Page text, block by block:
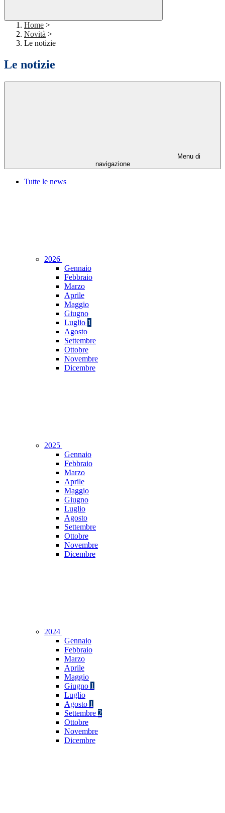
Home >
Novità >
Le notizie
Le notizie
Menu di
navigazione
Tutte le news
2026
Gennaio
Febbraio
Marzo
Aprile
Maggio
Giugno
Luglio 1
Agosto
Settembre
Ottobre
Novembre
Dicembre
2025
Gennaio
Febbraio
Marzo
Aprile
Maggio
Giugno
Luglio
Agosto
Settembre
Ottobre
Novembre
Dicembre
2024
Gennaio
Febbraio
Marzo
Aprile
Maggio
Giugno 1
Luglio
Agosto 1
Settembre 2
Ottobre
Novembre
Dicembre